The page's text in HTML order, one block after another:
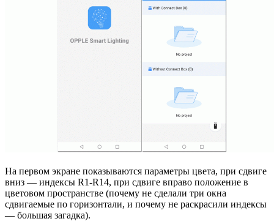
На первом экране показываются параметры цвета, при сдвиге
вниз — индексы R1-R14, при сдвиге вправо положение в
цветовом пространстве (почему не сделали три окна
сдвигаемые по горизонтали, и почему не раскрасили индексы
— большая загадка).